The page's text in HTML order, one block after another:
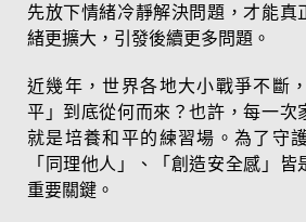
先放下情緒冷靜解決問題，才能真
緒更擴大，引發後續更多問題。
近幾年，世界各地大小戰爭不斷
平」到底從何而來？也許，每一次
就是培養和平的練習場。為了守
「同理他人」、「創造安全感」皆
重要關鍵。